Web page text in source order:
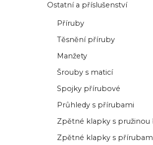
Ostatní a příslušenství
Příruby
Těsnění příruby
Manžety
Šrouby s maticí
Spojky přírubové
Průhledy s přírubami
Zpětné klapky s
Zpětné klapky s